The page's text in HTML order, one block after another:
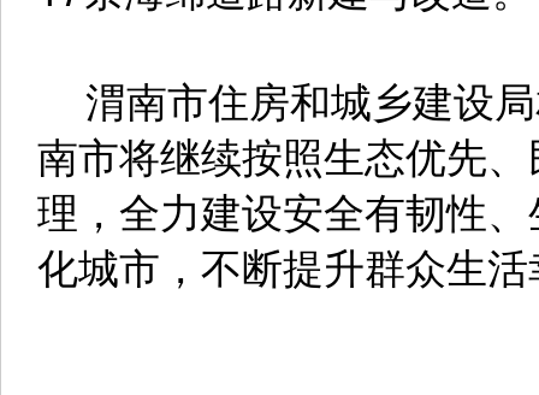
渭南市住房和城乡建设
南市将继续按照生态优先
理，全力建设安全有韧性
化城市，不断提升群众生